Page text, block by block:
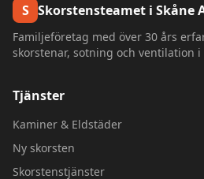
S Skorstensteamet i Skåne
Familjeföretag med över 30 års
skorstenar, sotning och ventilation i
Tjänster
Kaminer & Eldstäder
Ny skorsten
Skorstenstjänster